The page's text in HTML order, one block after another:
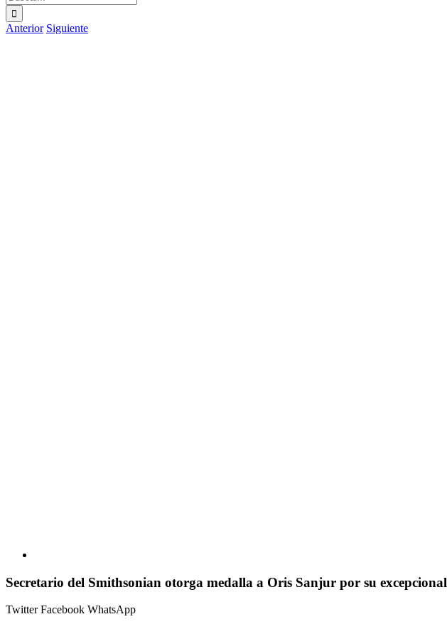
Anterior Siguiente
Secretario del Smithsonian otorga medalla a Oris Sanjur por su
TwitterFacebook WhatsApp